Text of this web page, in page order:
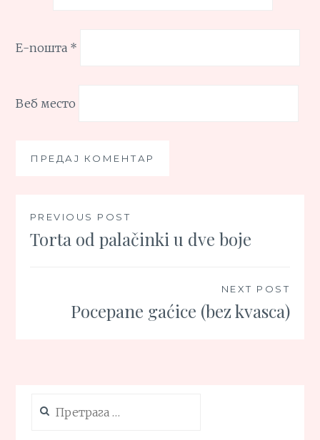
Е-пошта *
Веб место
Кретање
чланка
PREVIOUS POST
Torta od palačinki u dve boje
NEXT POST
Pocepane gaćice (bez kvasca)
за: